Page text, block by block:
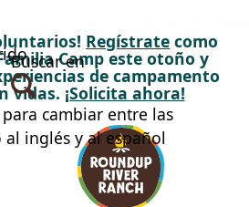
Regístrate como
Camp este otoño y
de campamento
vidas. ¡Solicita ahora!
Buscar en
cambiar entre las
inglés y al español